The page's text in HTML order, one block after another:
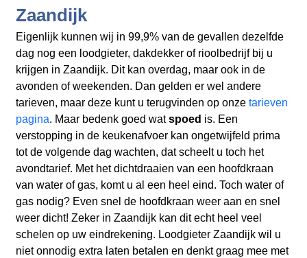
Zaandijk
Eigenlijk kunnen wij in 99,9% van de gevallen dezelfde
dag nog een loodgieter, dakdekker of rioolbedrijf bij u
krijgen in Zaandijk. Dit kan overdag, maar ook in de
avonden of weekenden. Dan gelden er wel andere
tarieven, maar deze kunt u terugvinden op onze tarieven
pagina. Maar bedenk goed watspoed is. Een
verstopping in de keukenafvoer kan ongetwijfeld prima
tot de volgende dag wachten, dat scheelt u toch het
avondtarief. Met het dichtdraaien van een hoofdkraan
van water of gas, komt u al een heel eind. Toch water of
gas nodig? Even snel de hoofdkraan weer aan en snel
weer dicht! Zeker in Zaandijk kan dit echt heel veel
schelen op uw eindrekening. Loodgieter Zaandijk wil u
niet onnodig extra laten betalen en denkt graag mee met